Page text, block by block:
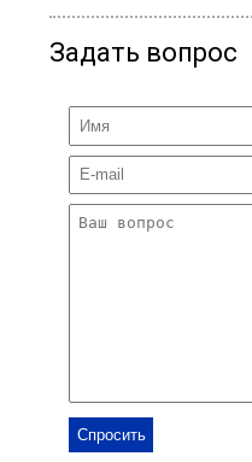
Задать вопрос